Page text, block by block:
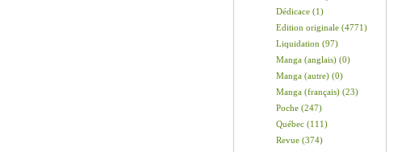
Dédicace (1)
Edition originale (4771)
Liquidation (97)
Manga (anglais) (0)
Manga (autre) (0)
Manga (français) (23)
Poche (247)
Québec (111)
Revue (374)